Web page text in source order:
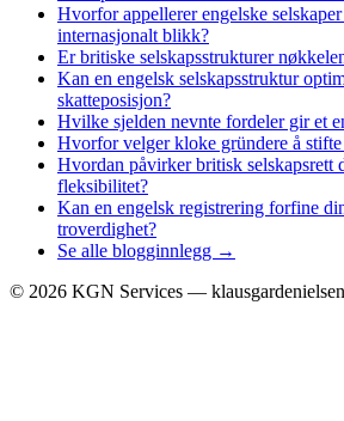
Hvorfor appellerer engelske
internasjonalt blikk?
Er britiske selskapsstrukturer
Kan en engelsk selskapsstruktur
skatteposisjon?
Hvilke sjelden nevnte fordeler gir et
Hvorfor velger kloke gründere å stifte
Hvordan påvirker britisk selskapsrett
fleksibilitet?
Kan en engelsk registrering forfine
troverdighet?
Se alle blogginnlegg →
© 2026 KGN Services —